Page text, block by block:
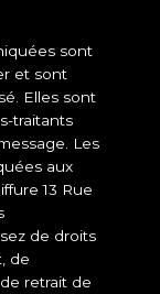
sont
et sont
Elles sont
traitants
Les
aux
13 Rue
de droits
de
retrait de